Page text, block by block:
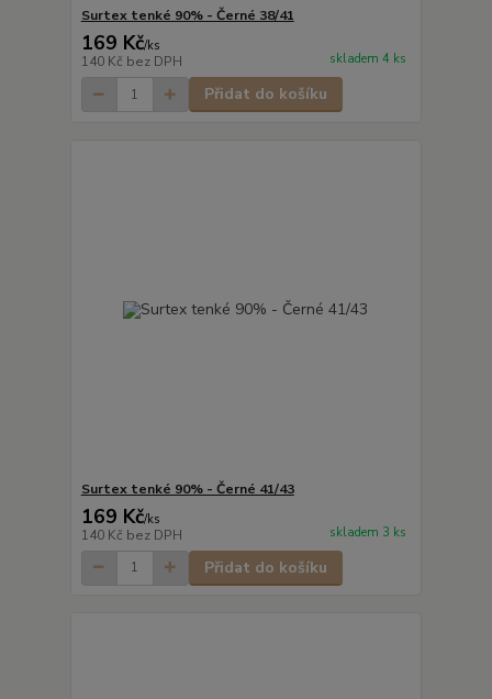
Surtex tenké 90% - Černé 38/41
169 Kč/ks
140 Kč bez DPH skladem 4 ks
Přidat do košíku
Surtex tenké 90% - Černé 41/43
169 Kč/ks
140 Kč bez DPH skladem 3 ks
Přidat do košíku